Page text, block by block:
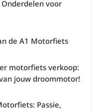
voor
de A1 Motorfiets
motorfiets verkoop:
jouw droommotor!
Passie,